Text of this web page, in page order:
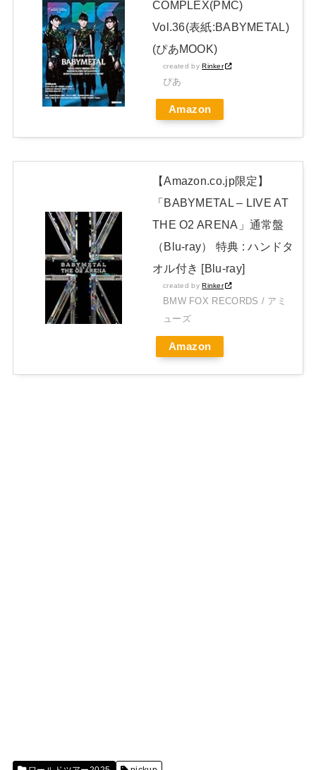
NEW!
日本独自企画・限定生産盤「METAL FORTH (DELUXE
JAPAN EDITION)」着弾
【BABYMETAL】METAL FORTH DELUXE JAPAN EDITION
COMPLEX(PMC)
Vol.36(表紙:BABYMETAL)
(ぴあMOOK)
created byRinker
ぴあ
Amazon
【Amazon.co.jp限定】
「BABYMETAL – LIVE AT
THE O2 ARENA」通常盤
（Blu-ray） 特典 : ハンドタ
オル付き [Blu-ray]
created byRinker
BMW FOX RECORDS / アミ
ューズ
Amazon